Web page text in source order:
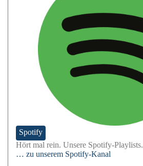
Spotify
Hört mal rein. Unsere Spotify-Playlists.
… zu unserem Spotify-Kanal